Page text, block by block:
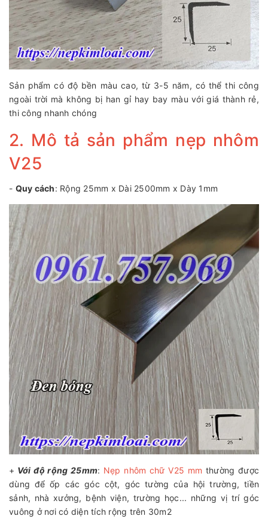
Sản phẩm có độ bền màu cao, từ 3-5 năm, có thể thi công
ngoài trời mà không bị han gỉ hay bay màu với giá thành rẻ,
thi công nhanh chóng
2. Mô tả sản phẩm nẹp nhôm
V25
- Quy cách: Rộng 25mm x Dài 2500mm x Dày 1mm
+ Với độ rộng 25mm: Nẹp nhôm chữ V25 mm thường được
dùng để ốp các góc cột, góc tường của hội trường, tiền
sảnh, nhà xưởng, bệnh viện, trường học... những vị trí góc
vuông ở nơi có diện tích rộng trên 30m2